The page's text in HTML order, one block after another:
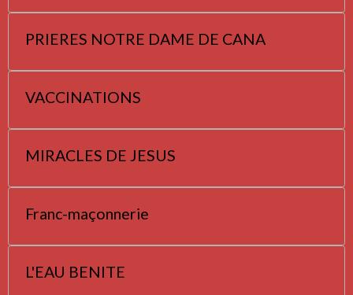
PRIERES NOTRE DAME DE CANA
VACCINATIONS
MIRACLES DE JESUS
Franc-maçonnerie
L'EAU BENITE